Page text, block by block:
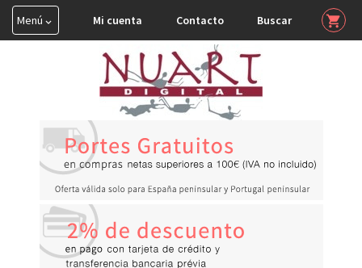
Menú  Mi cuenta Contacto shopping_cart
Buscar
CONSERVACIÓN
PERFILES ICC